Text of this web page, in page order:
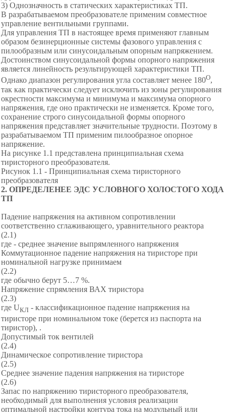
3) Однозначность в статических характеристиках ТП.
В разрабатываемом преобразователе применим совместное
управление вентильными группами.
Для управления ТП в настоящее время применяют главным
образом безинерционные системы фазового управления с
пилообразным или синусоидальным опорным напряжением.
Достоинством синусоидальной формы опорного напряжения
является линейность результирующей характеристики ТП.
Однако диапазон регулирования угла составляет менее 180О,
так как практически следует исключить из зоны регулирования
окрестности максимума и минимума и максимума опорного
напряжения, где оно практически не изменяется. Кроме того,
сохранение строго синусоидальной формы опорного
напряжения представляет значительные трудности. Поэтому в
разрабатываемом ТП применим пилообразное опорное
напряжение.
На рисунке 1.1 представлена принципиальная схема
тиристорного преобразователя.
Рисунок 1.1 - Принципиальная схема тиристорного
преобразователя
2. ОПРЕДЕЛЕНЕЕ ЭДС УСЛОВНОГО ХОЛОСТОГО ХОДА
ТП
Падение напряжения на активном сопротивлении
соответственно сглаживающего, уравнительного реактора
(2.1)
где - среднее значение выпрямленного напряжения
Коммутационное падение напряжения на тиристоре при
номинальной нагрузке принимаем
(2.2)
где обычно берут 5…7 %.
Напряжение спрямления ВАХ тиристора
(2.3)
где UКЛ - классификационное падение напряжения на
тиристоре при номинальном токе (берется из паспорта на
тиристор), .
Допустимый ток вентилей
(2.4)
Динамическое сопротивление тиристора
(2.5)
Среднее значение падения напряжения на тиристоре
(2.6)
Запас по напряжению тиристорного преобразователя,
необходимый для выполнения условия реализации
оптимальной настройки контура тока на модульный или